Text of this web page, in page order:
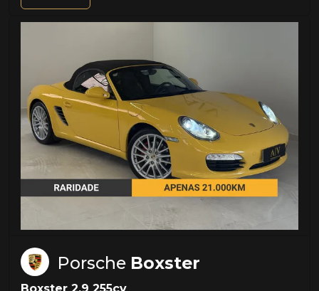
Porsche Boxster